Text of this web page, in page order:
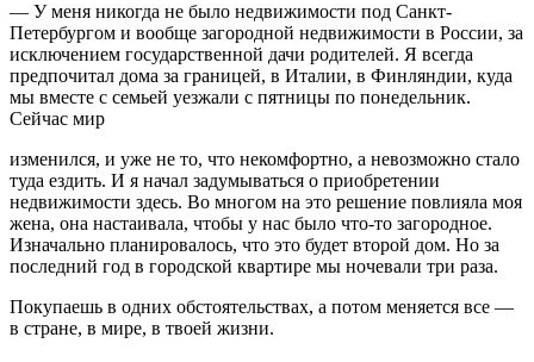
— У меня никогда не было недвижимости под Санкт-
Петербургом и вообще загородной недвижимости в России, за
исключением государственной дачи родителей. Я всегда
предпочитал дома за границей, в Италии, в Финляндии, куда
мы вместе с семьей уезжали с пятницы по понедельник.
Сейчас мир
изменился, и уже не то, что некомфортно, а невозможно стало
туда ездить. И я начал задумываться о приобретении
недвижимости здесь. Во многом на это решение повлияла моя
жена, она настаивала, чтобы у нас было что-то загородное.
Изначально планировалось, что это будет второй дом. Но за
последний год в городской квартире мы ночевали три раза.
Покупаешь в одних обстоятельствах, а потом меняется все —
в стране, в мире, в твоей жизни.